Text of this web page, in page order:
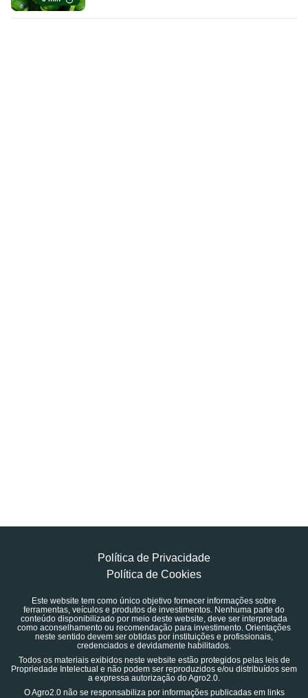
Política de Privacidade
Política de Cookies
Este website tem como único objetivo fornecer informações sobre
ferramentas, veículos e produtos de investimentos. Nenhuma parte do
conteúdo disponibilizado por meio deste website, deve ser interpretada
como aconselhamento ou recomendação para investimento. Orientações
neste sentido devem ser obtidas por instituições e profissionais,
credenciados e devidamente habilitados.
Todos os materiais exibidos neste website estão protegidos pelas leis de
Propriedade Intelectual e não podem ser reproduzidos e/ou distribuídos sem
a expressa autorização do Agro2.0.
O Agro2.0 não se responsabiliza por informações publicadas em links